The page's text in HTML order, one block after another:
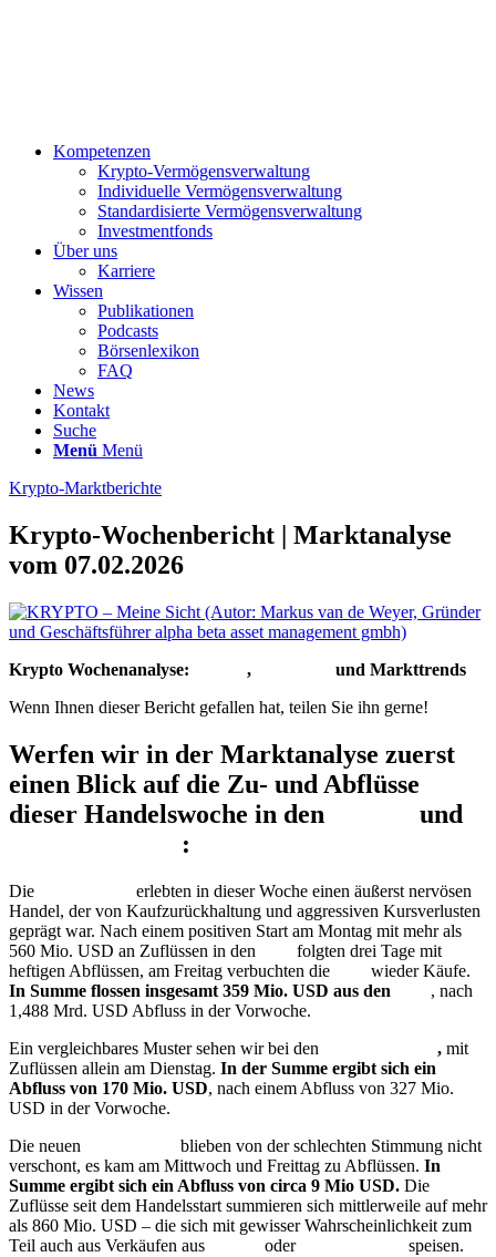
Kompetenzen
Krypto-Vermögensverwaltung
Individuelle Vermögensverwaltung
Standardisierte Vermögensverwaltung
Investmentfonds
Über uns
Karriere
Wissen
Publikationen
Podcasts
Börsenlexikon
FAQ
News
Kontakt
Suche
Menü Menü
Krypto-Marktberichte
Krypto-Wochenbericht | Marktanalyse
vom 07.02.2026
Krypto Wochenanalyse: ,
und Markttrends
Wenn Ihnen dieser Bericht gefallen hat, teilen Sie ihn gerne!
Werfen wir in der Marktanalyse zuerst
einen Blick auf die Zu- und Abflüsse
dieser Handelswoche in den
und
:
Die
erlebten in dieser Woche einen äußerst nervösen
Handel, der von Kaufzurückhaltung und aggressiven Kursverlusten
geprägt war. Nach einem positiven Start am Montag mit mehr als
560 Mio. USD an Zuflüssen in den
folgten drei Tage mit
heftigen Abflüssen, am Freitag verbuchten die
wieder Käufe.
In Summe flossen insgesamt 359 Mio. USD aus den
, nach
1,488 Mrd. USD Abfluss in der Vorwoche.
Ein vergleichbares Muster sehen wir bei den
, mit
Zuflüssen allein am Dienstag. In der Summe ergibt sich ein
Abfluss von 170 Mio. USD, nach einem Abfluss von 327 Mio.
USD in der Vorwoche.
Die neuen
blieben von der schlechten Stimmung nicht
verschont, es kam am Mittwoch und Freittag zu Abflüssen. In
Summe ergibt sich ein Abfluss von circa 9 Mio USD. Die
Zuflüsse seit dem Handelsstart summieren sich mittlerweile auf mehr
als 860 Mio. USD – die sich mit gewisser Wahrscheinlichkeit zum
Teil auch aus Verkäufen aus
oder speisen.